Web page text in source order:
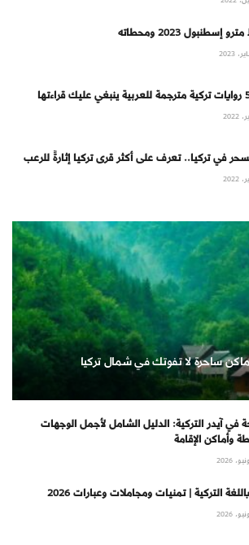
2023 ومحطاته
في تركيا.. تعرف على أكثر قرى تركيا إثارةً للرعب
في آيدر التركية: الدليل الشامل لأجمل الوجهات
وأماكن الإقامة
التركية | تمنيات ومجاملات وعبارات 2026